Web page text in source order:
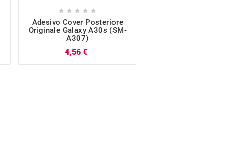
    
Adesivo Cover Posteriore
Originale Galaxy A30s (SM-
A307)
4,56 €